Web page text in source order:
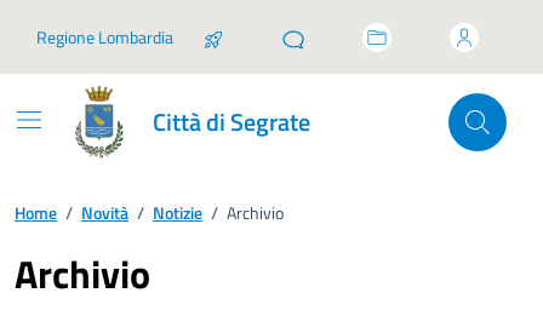
Regione Lombardia
Città di Segrate
Home / Novità / Notizie / Archivio
Archivio